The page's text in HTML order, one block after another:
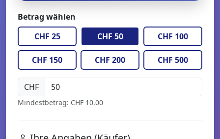
Betrag wählen
CHF 25
CHF 50 CHF 100
CHF 150 CHF 200 CHF 500
CHF
Mindestbetrag: CHF 10.00